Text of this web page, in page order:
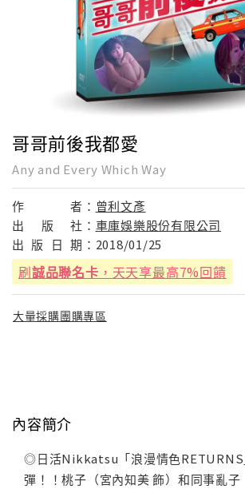
哥哥前後我都愛
Any and Every Which Way
作 者： 曾利文彥
出
版 社： 車庫娛樂股份有限公司
出 版 日 期： 2018/01/25
刷誠品聯名卡 ，天天享最高7%回饋
大量採購團購專區
內容簡介
◎日活Nikkatsu「浪漫情色RETURNS
彈！！桃子（宮內知美 飾）和同事亂子